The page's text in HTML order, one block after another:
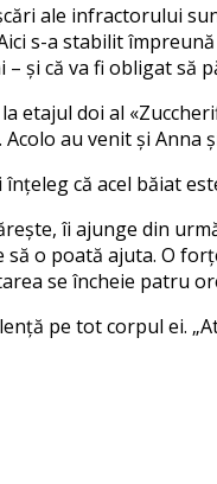
ale infractorului
s-a stabilit
– și că va fi obligat
etajul doi al
au venit și
înțeleg că acel băiat
îi ajunge din
o poată ajuta. O
se încheie patru
pe tot corpul ei.